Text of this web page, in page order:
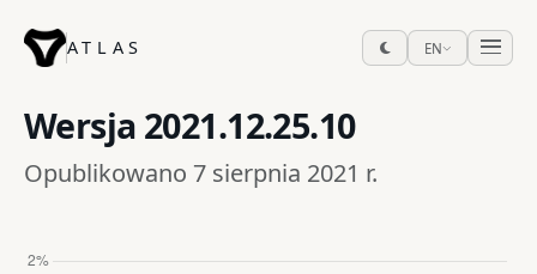
ATLAS EN
Wersja 2021.12.25.10
Opublikowano 7 sierpnia 2021 r.